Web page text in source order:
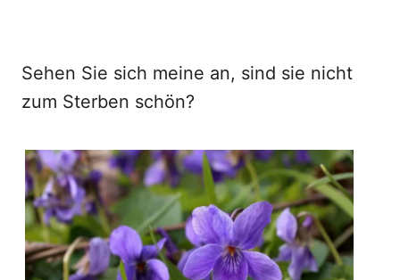
Sehen Sie sich meine an, sind sie nicht
zum Sterben schön?